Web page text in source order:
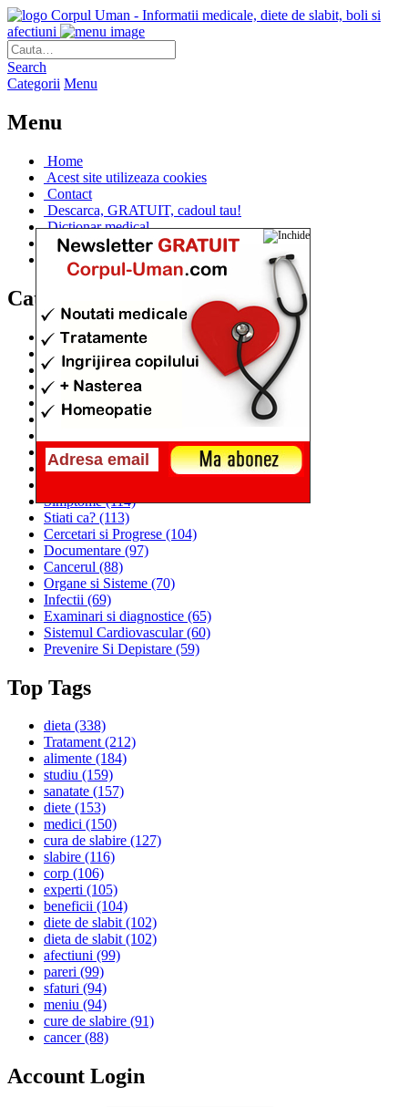
Corpul Uman - Informatii medicale, diete de slabit, boli si
afectiuni
Search
Categorii Menu
Menu
Home
Acest site utilizeaza cookies
Contact
Descarca, GRATUIT, cadoul tau!
Dictionar medical
Dr. Cristina IANUC
Linkuri utile
Categorii
Diete si cure de slabire
(706)
Afectiuni si Boli
(401)
Corpul de la A la Z(315)
Medicina Naturista
Anatomie
(295)
Alimentatia(259)
Sanatatea si Preventia(170)
Interventii si Tratamente(167)
Simptome(114)
Stiati ca? (113)
Cercetari si Progrese (104)
Documentare (97)
Cancerul (88)
Organe si Sisteme (70)
Infectii (69)
Examinari si diagnostice (65)
Sistemul Cardiovascular(60)
Prevenire Si Depistare (59)
Top Tags
dieta (338)
Tratament(212)
alimente (184)
studiu (159)
sanatate (157)
diete (153)
medici (150)
cura de slabire (127)
slabire (116)
corp (106)
experti (105)
beneficii (104)
diete de slabit(102)
dieta de slabit(102)
afectiuni (99)
pareri (99)
sfaturi (94)
meniu (94)
cure de slabire (91)
cancer(88)
Account Login